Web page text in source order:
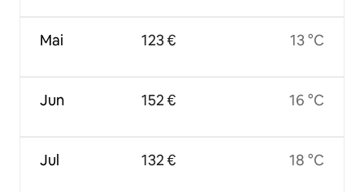
Mai
Jun
Jul
123 €
152 €
132 €
13 °C
16 °C
18 °C